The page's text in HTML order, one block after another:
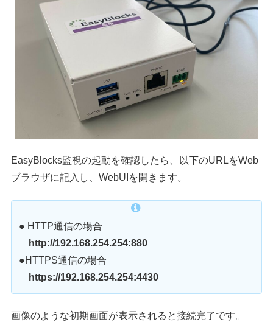
EasyBlocks監視の起動を確認したら、以下のURLをWeb
ブラウザに記入し、WebUIを開きます。
● HTTP通信の場合
http://192.168.254.254:880
●HTTPS通信の場合
https://192.168.254.254:4430
画像のような初期画面が表示されると接続完了です。